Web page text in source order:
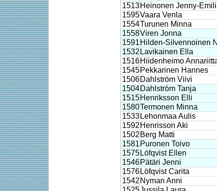
1513Heinonen Jenny-
1595Vaara Venla
1554Turunen Minna
1558Viren Jonna
1591 Hilden-Silvennoinen
1532 Lavikainen Ella
1516Hiidenheimo
1545Pekkarinen Hannes
1506Dahlström Viivi
1504Dahlström Tanja
1515Henriksson Elli
1580Termonen Minna
1533 Lehonmaa Aulis
1592 Henrisson Aki
1502 Berg Matti
1581 Puronen Toivo
1575 Löfqvist Ellen
1546Pätäri Jenni
1576 Löfqvist Carita
1542 Nyman Anni